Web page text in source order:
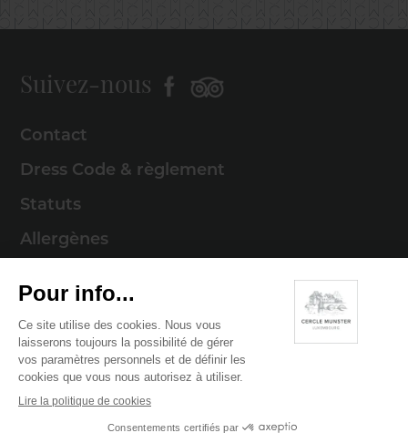
Suivez-nous
Contact
Dress Code & règlement
Statuts
Allergènes
Mentions légales
Politique de cookies
Politique de confidentialité
© 2026 Cercle Munster . Tous droits réservés